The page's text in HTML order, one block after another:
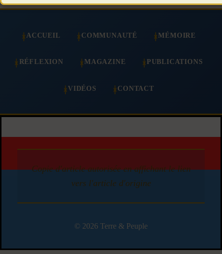
ACCUEIL COMMUNAUTÉ MÉMOIRE
RÉFLEXION MAGAZINE PUBLICATIONS
VIDÉOS CONTACT
Copie d'article autorisée en affichant le lien
vers l'article d'origine
© 2026 Terre & Peuple